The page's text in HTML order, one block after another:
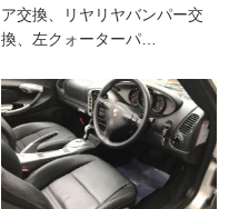
ア交換、リヤリヤバンパー交
換、左クォーターパ…